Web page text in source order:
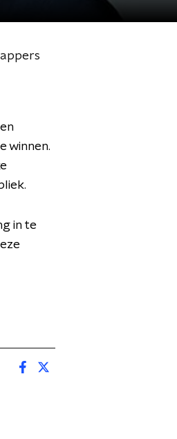
winnen.
in te